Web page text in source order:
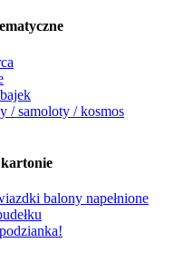
/ samoloty / kosmos